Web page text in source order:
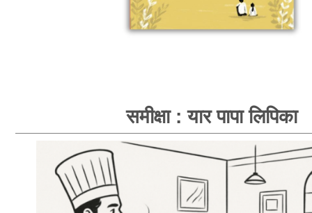
समीक्षा : यार पापा लिपिका